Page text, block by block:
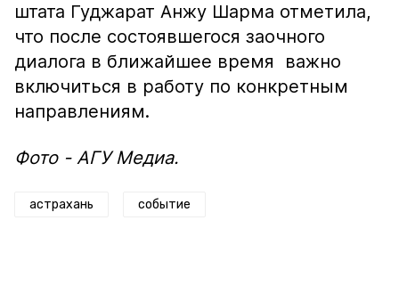
штата Гуджарат Анжу Шарма отметила,
что после состоявшегося заочного
диалога в ближайшее время важно
включиться в работу по конкретным
направлениям.
Фото - АГУ Медиа.
астрахань событие